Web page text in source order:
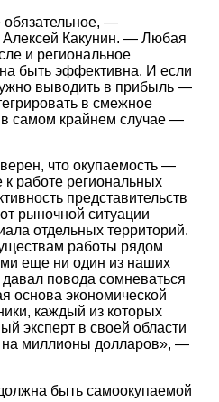
—
Алексей Какунин. — Любая
и региональное
быть эффективна. И если
выводить в прибыль —
в смежное
в самом крайнем случае —
что окупаемость —
работе региональных
представительств
рыночной ситуации
отдельных территорий.
работы рядом
еще ни один из наших
повода сомневаться
основа экономической
каждый из которых
эксперт в своей области
миллионы долларов», —
быть самоокупаемой